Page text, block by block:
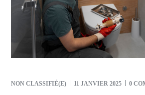
NON CLASSIFIÉ(E) 11 JANVIER 2025 0